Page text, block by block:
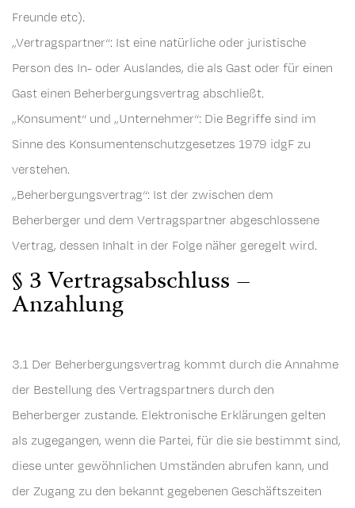
Freunde etc).
„Vertragspartner“: Ist eine natürliche oder juristische
Person des In- oder Auslandes, die als Gast oder für einen
Gast einen Beherbergungsvertrag abschließt.
„Konsument“ und „Unternehmer“: Die Begriffe sind im
Sinne des Konsumentenschutzgesetzes 1979 idgF zu
verstehen.
„Beherbergungsvertrag“: Ist der zwischen dem
Beherberger und dem Vertragspartner abgeschlossene
Vertrag, dessen Inhalt in der Folge näher geregelt wird.
§ 3 Vertragsabschluss –
Anzahlung
3.1 Der Beherbergungsvertrag kommt durch die Annahme
der Bestellung des Vertragspartners durch den
Beherberger zustande. Elektronische Erklärungen gelten
als zugegangen, wenn die Partei, für die sie bestimmt sind,
diese unter gewöhnlichen Umständen abrufen kann, und
der Zugang zu den bekannt gegebenen Geschäftszeiten